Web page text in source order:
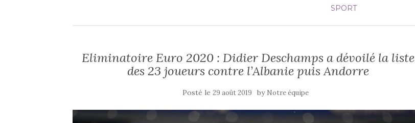
SPORT
Eliminatoire Euro 2020 : Didier Deschamps a dévoilé la liste
des 23 joueurs contre l’Albanie puis Andorre
Posté le 29 août 2019 by Notre équipe